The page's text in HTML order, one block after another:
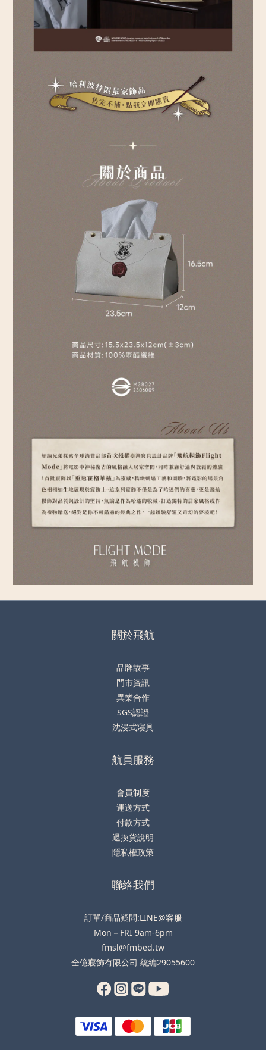
關於飛航
品牌故事
門市資訊
異業合作
SGS認證
沈浸式寢具
航員服務
會員制度
運送方式
付款方式
退換貨說明
隱私權政策
聯絡我們
訂單/商品疑問:LINE@客服
Mon－FRI 9am-6pm
fmsl@fmbed.tw
全億寢飾有限公司 統編29055600